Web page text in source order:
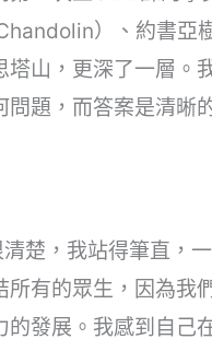
）、約書
山，更深了一層
題，而答案是清晰
楚，我站得筆直，
有的眾生，因為
發展。我感到自